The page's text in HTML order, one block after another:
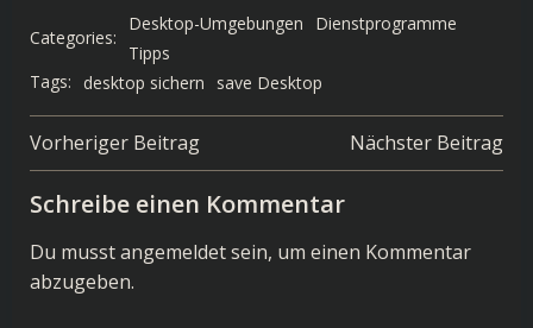
Categories:
Desktop-Umgebungen
Dienstprogramme
Tipps
Tags:
desktop sichern save Desktop
Post
navigation
Vorheriger Beitrag
Post
navigation
Nächster Beitrag
Schreibe einen Kommentar
Du musstangemeldetsein, um einen Kommentar
abzugeben.